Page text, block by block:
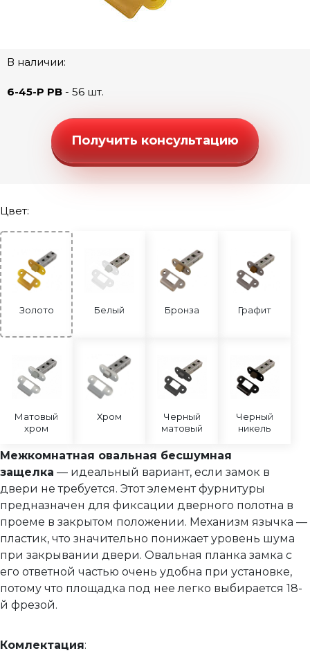
Дверные петли
Межкомнатная защелка магнитная
Межкомнатная защелка овальная
Сантехнические замки и защелки
Сантехнические завертки
Цилиндры
Накладки под цилиндр
Фурнитура для финских дверей
Механизмы для раздвижных и складных дверей
Прочее (доводчики, ограничители)
В наличии:
6-45-P PB - 56 шт.
Получить консультацию
Цвет:
Белый Бронза Графит
Матовый
хром
Золото
Хром
Черный
матовый
Черный
никель
Межкомнатная овальная бесшумная
защелка — идеальный вариант, если замок в
двери не требуется. Этот элемент фурнитуры
предназначен для фиксации дверного полотна в
проеме в закрытом положении. Механизм язычка —
пластик, что значительно понижает уровень шума
при закрывании двери. Овальная планка замка с
его ответной частью очень удобна при установке,
потому что площадка под нее легко выбирается 18-
й фрезой.
Комлектация: